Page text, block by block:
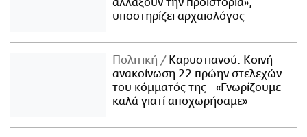
αλλάξουν την προϊστορία»,
υποστηρίζει αρχαιολόγος
Πολιτική
Καρυστιανού: Κοινή
ανακοίνωση 22 πρώην στελεχών
του κόμματός της - «Γνωρίζουμε
καλά γιατί αποχωρήσαμε»